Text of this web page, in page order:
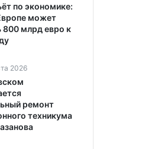
по экономике:
может
800 млрд евро к
2026
ремонт
техникума